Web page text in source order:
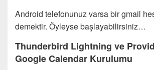
Android telefonunuz varsa bir gmail
demektir. Öyleyse başlayabilirsiniz…
Thunderbird Lightning ve
Google Calendar Kurulumu